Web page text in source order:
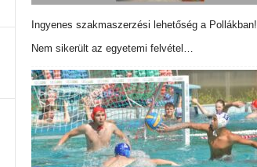
Ingyenes szakmaszerzési lehetőség a Pollákban!
Nem sikerült az egyetemi felvétel…